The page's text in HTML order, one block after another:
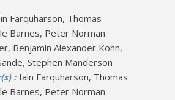
Farquharson, Thomas
Barnes, Peter Norman
Benjamin Alexander Kohn,
Stephen Manderson
: Iain Farquharson, Thomas
Barnes, Peter Norman